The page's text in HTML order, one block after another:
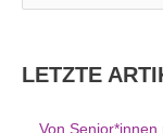
u
e
LETZTE
Von